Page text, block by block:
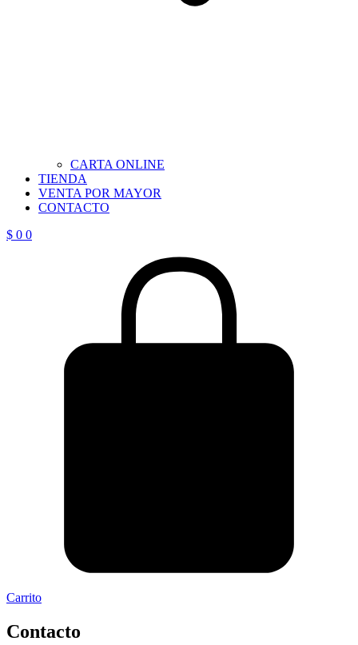
CARTA ONLINE
TIENDA
VENTA POR MAYOR
CONTACTO
$ 0 0
Carrito
Contacto